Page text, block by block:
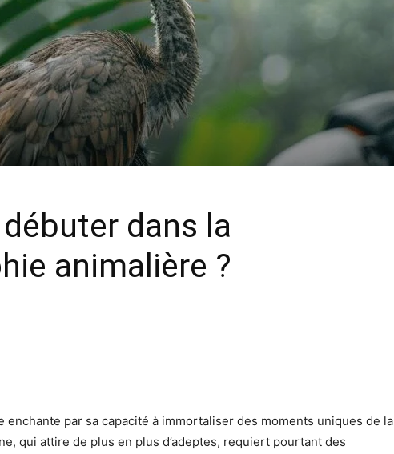
dans la
animalière ?
enchante par sa capacité à immortaliser des moments uniques de la
qui attire de plus en plus d’adeptes, requiert pourtant des